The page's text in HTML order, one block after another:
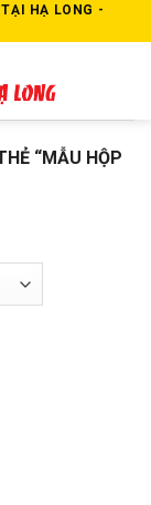
HẠ LONG -
“MẪU HỘP